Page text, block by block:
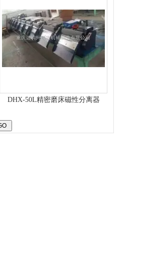
DHX-50L精密磨床磁性分离器